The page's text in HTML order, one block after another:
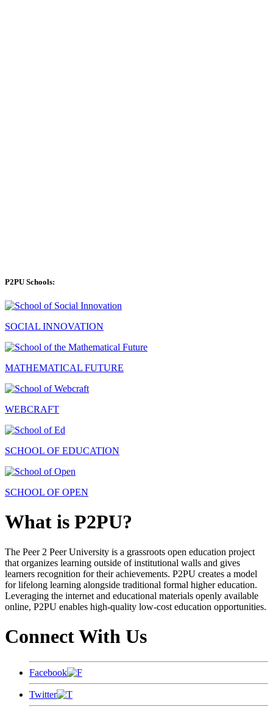
P2PU Schools:
SOCIAL INNOVATION
MATHEMATICAL FUTURE
WEBCRAFT
SCHOOL OF EDUCATION
SCHOOL OF OPEN
What is P2PU?
The Peer 2 Peer University is a grassroots open education project
that organizes learning outside of institutional walls and gives
learners recognition for their achievements. P2PU creates a model
for lifelong learning alongside traditional formal higher education.
Leveraging the internet and educational materials openly available
online, P2PU enables high-quality low-cost education opportunities.
Connect With Us
Facebook
Twitter